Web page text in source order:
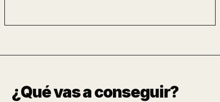
¿Qué vas a conseguir?